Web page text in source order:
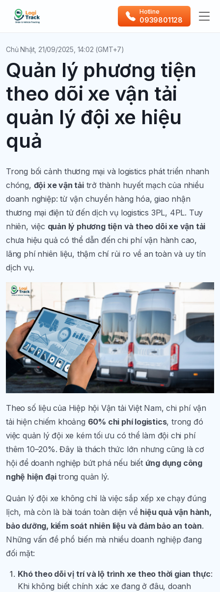
Hotline
0939801128
Chủ Nhật, 21/09/2025, 14:02 (GMT+7)
Quản lý phương tiện
theo dõi xe vận tải
quản lý đội xe hiệu
quả
Trong bối cảnh thương mại và logistics phát triển nhanh
chóng, đội xe vận tảitrở thành huyết mạch của nhiều
doanh nghiệp: từ vận chuyển hàng hóa, giao nhận
thương mại điện tử đến dịch vụ logistics 3PL, 4PL. Tuy
nhiên, việc quản lý phương tiện và theo dõi xe vận tải
chưa hiệu quả có thể dẫn đến chi phí vận hành cao,
lãng phí nhiên liệu, thậm chí rủi ro về an toàn và uy tín
dịch vụ.
Theo số liệu của Hiệp hội Vận tải Việt Nam, chi phí vận
tải hiện chiếm khoảng 60% chi phí logistics, trong đó
việc quản lý đội xe kém tối ưu có thể làm đội chi phí
thêm 10–20%. Đây là thách thức lớn nhưng cũng là cơ
hội để doanh nghiệp bứt phá nếu biết ứng dụng công
nghệ hiện đạitrong quản lý.
Quản lý đội xe không chỉ là việc sắp xếp xe chạy đúng
lịch, mà còn là bài toán toàn diện về hiệu quả vận hành,
bảo dưỡng, kiểm soát nhiên liệu và đảm bảo an toàn.
Những vấn đề phổ biến mà nhiều doanh nghiệp đang
đối mặt:
Khó theo dõi vị trí và lộ trình xe theo thời gian thực:
Khi không biết chính xác xe đang ở đâu, doanh